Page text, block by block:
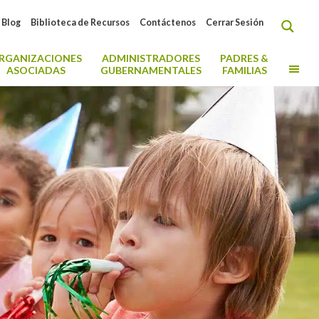
Cerrar Sesión
Contáctenos
Biblioteca de Recursos
Blog
ASOCIADAS
ADMINISTRADORES
GUBERNAMENTALES
PADRES &
FAMILIAS